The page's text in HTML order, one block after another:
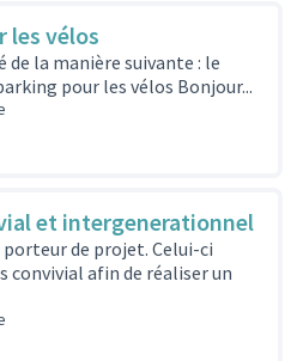
les vélos
la manière suivante : le
pour les vélos Bonjour...
et intergenerationnel
de projet. Celui-ci
convivial afin de réaliser un